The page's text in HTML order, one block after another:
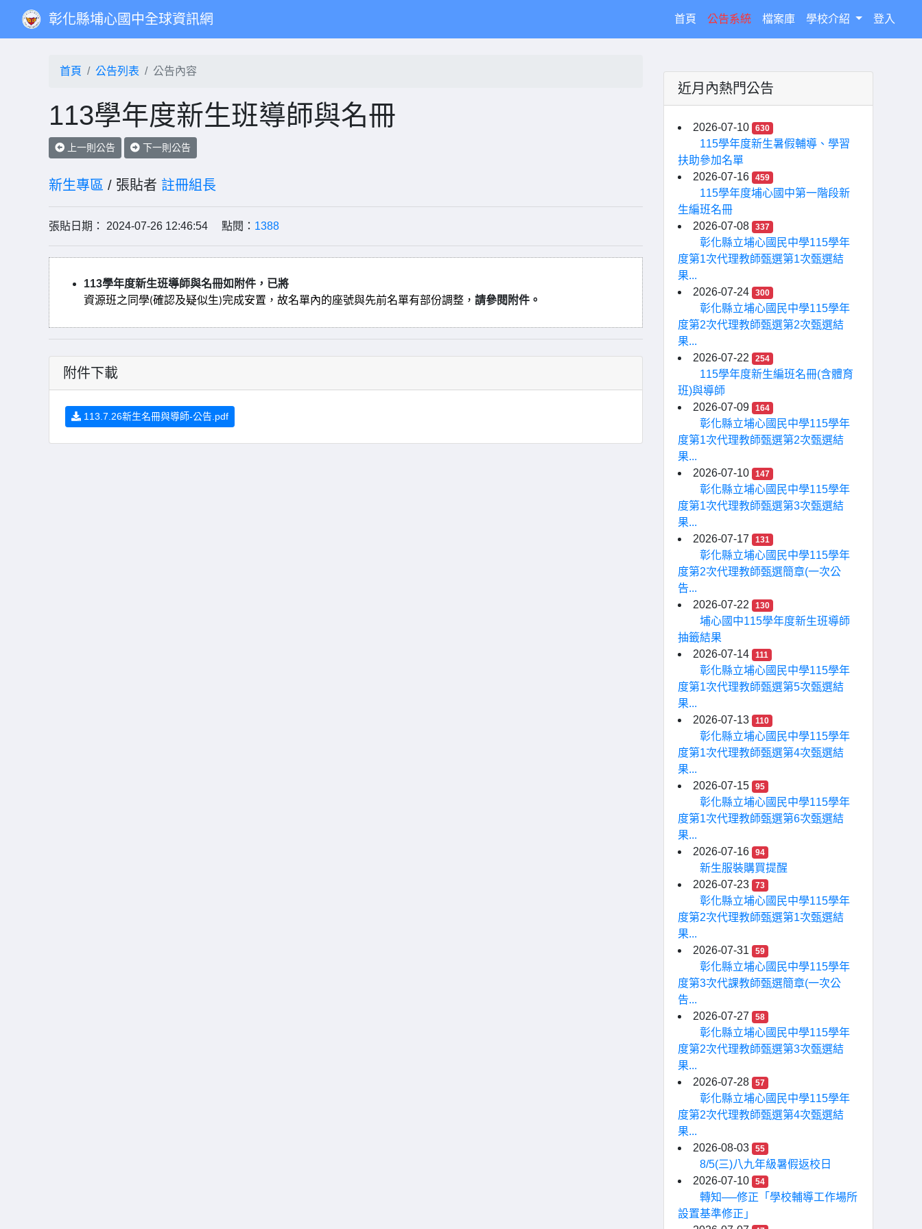
彰化縣埔心國中全球資訊網 首頁 (current)
公告系統 檔案庫 學校介紹 登入
首頁 公告列表 公告內容
113學年度新生班導師與名冊
上一則公告 下一則公告
新生專區 / 張貼者 註冊組長
張貼日期： 2024-07-26 12:46:54 點閱： 1388
113學年度新生班導師與名冊如附件，已將
資源班之同學(確認及疑似生)完成安置 ，故名單內的座號與先前名單有部份調整， 請參閱附件。
附件下載
113.7.26新生名冊與導師-公告.pdf
近月內熱門公告
2026-07-10 630
115學年度新生暑假輔導、學習
扶助參加名單
2026-07-16
459
115學年度埔心國中第一階段新
生編班名冊
2026-07-08
337
彰化縣立埔心國民中學115學年
度第1次代理教師甄選第1次甄選結
果...
2026-07-24
300
彰化縣立埔心國民中學115學年
度第2次代理教師甄選第2次甄選結
果...
2026-07-22
254
115學年度新生編班名冊(含體育
班)與導師
2026-07-09
164
彰化縣立埔心國民中學115學年
度第1次代理教師甄選第2次甄選結
果...
2026-07-10
147
彰化縣立埔心國民中學115學年
度第1次代理教師甄選第3次甄選結
果...
2026-07-17
131
彰化縣立埔心國民中學115學年
度第2次代理教師甄選簡章(一次公
告...
2026-07-22
130
埔心國中115學年度新生班導師
抽籤結果
2026-07-14
111
彰化縣立埔心國民中學115學年
度第1次代理教師甄選第5次甄選結
果...
2026-07-13
110
彰化縣立埔心國民中學115學年
度第1次代理教師甄選第4次甄選結
果...
2026-07-15
95
彰化縣立埔心國民中學115學年
度第1次代理教師甄選第6次甄選結
果...
2026-07-16
94
新生服裝購買提醒
2026-07-23
73
彰化縣立埔心國民中學115學年
度第2次代理教師甄選第1次甄選結
果...
2026-07-31
59
彰化縣立埔心國民中學115學年
度第3次代課教師甄選簡章(一次公
告...
2026-07-27
58
彰化縣立埔心國民中學115學年
度第2次代理教師甄選第3次甄選結
果...
2026-07-28
57
彰化縣立埔心國民中學115學年
度第2次代理教師甄選第4次甄選結
果...
2026-08-03
55
8/5(三)八九年級暑假返校日
2026-07-10
54
轉知──修正「學校輔導工作場所
設置基準修正」